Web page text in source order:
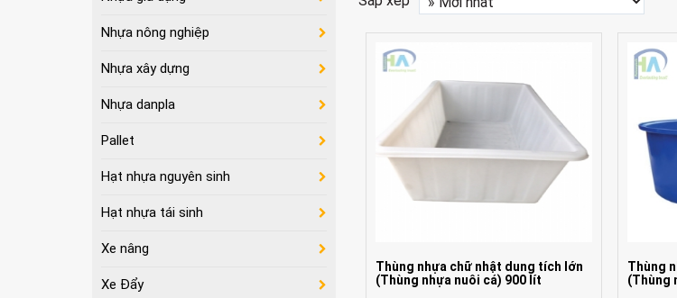
Thùng nhựa chữ nhật dung tích lớn
(Thùng nhựa nuôi cá) 900 lít
Thùng
(Thùng
Nhựa nông nghiệp
Nhựa xây dựng
Nhựa danpla
Pallet
Hạt nhựa nguyên sinh
Hạt nhựa tái sinh
Xe nâng
Xe Đẩy